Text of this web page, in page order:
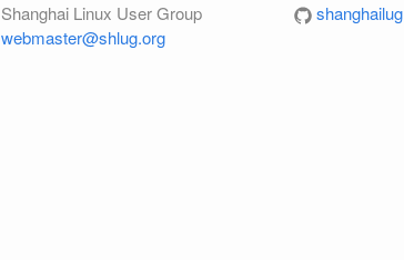
Shanghai Linux User Group
webmaster@shlug.org
shanghailug